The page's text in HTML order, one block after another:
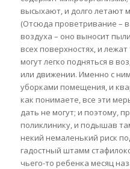
высыхают, и долго летают
(Отсюда проветривание –
воздуха – оно выносит
всех поверхностях, и
могут легко подняться в
или движении. Именно с
уборками помещения, и
как понимаете, все эти
дать не могут; и поэтому,
поликлинику, и подышав
некий немаленький риск
гадостный штамм
чьего-то ребенка месяц